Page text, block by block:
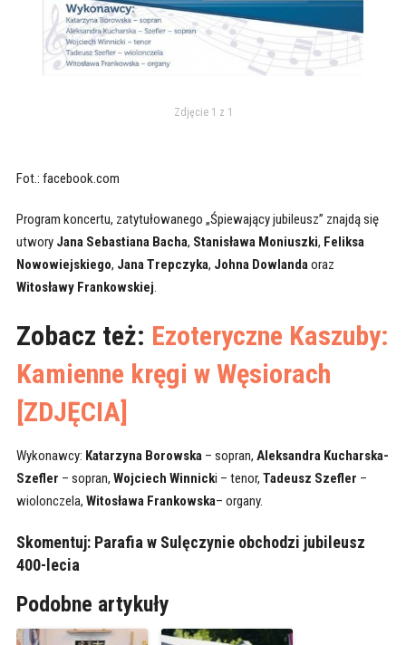
Zdjęcie 1 z 1
Fot.: facebook.com
Program koncertu, zatytułowanego „Śpiewający jubileusz” znajdą się
utwory Jana Sebastiana Bacha, Stanisława Moniuszki, Feliksa
Nowowiejskiego, Jana Trepczyka, Johna Dowlandaoraz
Witosławy Frankowskiej.
Zobacz też: Ezoteryczne Kaszuby:
Kamienne kręgi w Węsiorach
[ZDJĘCIA]
Wykonawcy: Katarzyna Borowska– sopran, Aleksandra Kucharska-
Szefler – sopran, Wojciech Winnicki – tenor, Tadeusz Szefler –
wiolonczela, Witosława Frankowska– organy.
Skomentuj: Parafia w Sulęczynie obchodzi jubileusz
400-lecia
Podobne artykuły